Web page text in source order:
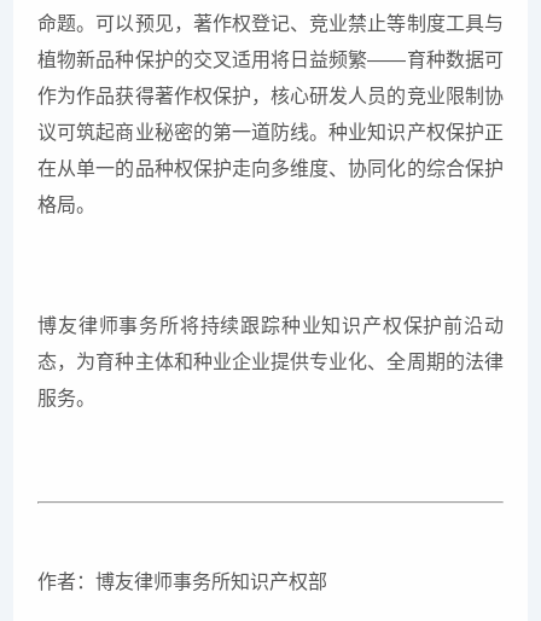
命题。可以预见，著作权登记、竞业禁止等制度工具与
植物新品种保护的交叉适用将日益频繁——育种数据可
作为作品获得著作权保护，核心研发人员的竞业限制协
议可筑起商业秘密的第一道防线。种业知识产权保护正
在从单一的品种权保护走向多维度、协同化的综合保护
格局。
博友律师事务所将持续跟踪种业知识产权保护前沿动
态，为育种主体和种业企业提供专业化、全周期的法律
服务。
作者：博友律师事务所知识产权部